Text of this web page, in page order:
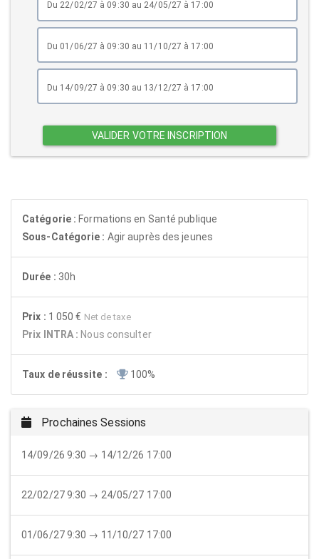
du 22/02/27 à 09:30 au 24/05/27 à 17:00
du 01/06/27 à 09:30 au 11/10/27 à 17:00
du 14/09/27 à 09:30 au 13/12/27 à 17:00
VALIDER VOTRE INSCRIPTION
Catégorie : Formations en Santé publique
Sous-Catégorie : Agir auprès des jeunes
Durée : 30h
Prix : 1 050 € Net de taxe
Prix INTRA : Nous consulter
Taux de réussite : 100%
Prochaines Sessions
14/09/26 9:30 → 14/12/26 17:00
22/02/27 9:30 → 24/05/27 17:00
01/06/27 9:30 → 11/10/27 17:00